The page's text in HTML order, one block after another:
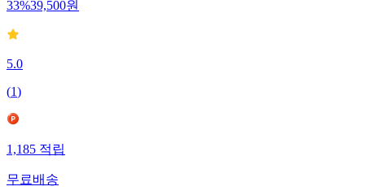
33%39,500원
5.0
(1)
1,185적립
무료배송